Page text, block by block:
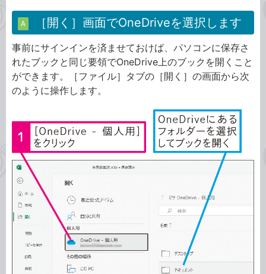
A ［開く］画面でOneDriveを選択します
事前にサインインを済ませておけば、パソコンに保存さ
れたブックと同じ要領でOneDrive上のブックを開くこと
ができます。［ファイル］タブの［開く］の画面から次
のように操作します。